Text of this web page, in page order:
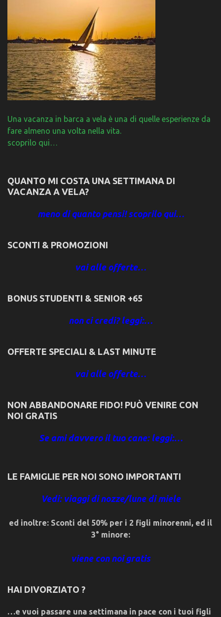
Una vacanza in barca a vela è una di quelle esperienze da
fare almeno una volta nella vita.
scoprilo qui…
QUANTO MI COSTA UNA SETTIMANA DI
VACANZA A VELA?
meno di quanto pensi! scoprilo qui…
SCONTI & PROMOZIONI
vai alle offerte…
BONUS STUDENTI & SENIOR +65
non ci credi? leggi:…
OFFERTE SPECIALI & LAST MINUTE
vai alle offerte…
NON ABBANDONARE FIDO! PUÒ VENIRE CON
NOI GRATIS
Se ami davvero il tuo cane: leggi:…
LE FAMIGLIE PER NOI SONO IMPORTANTI
Vedi: viaggi di nozze/lune di miele
ed inoltre: Sconti del 50% per i 2 figli minorenni, ed il
3° minore:
viene con noi gratis
HAI DIVORZIATO ?
…e vuoi passare una settimana in pace con i tuoi figli